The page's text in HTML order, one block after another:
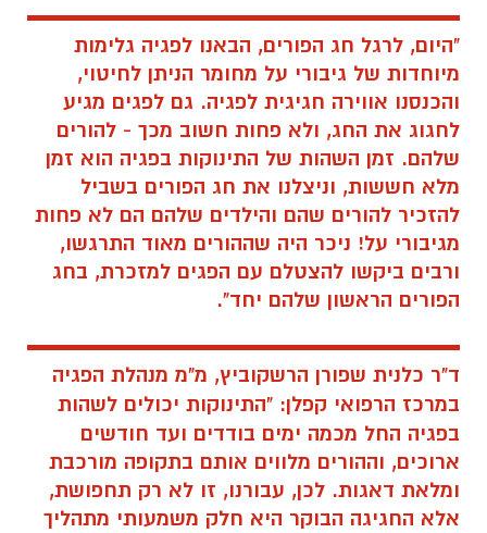
"היום, לרגל חג הפורים, הבאנו לפגיה גלימות
מיוחדות של גיבורי על מחומר הניתן לחיטוי,
והכנסנו אווירה חגיגית לפגיה. גם לפגים מגיע
לחגוג את החג, ולא פחות חשוב מכך - להורים
שלהם. זמן השהות של התינוקות בפגיה הוא זמן
מלא חששות, וניצלנו את חג הפורים בשביל
להזכיר להורים שהם והילדים שלהם הם לא פחות
מגיבורי על! ניכר היה שההורים מאוד התרגשו,
ורבים ביקשו להצטלם עם הפגים למזכרת, בחג
הפורים הראשון שלהם יחד".
ד"ר כלנית שפורן הרשקוביץ, מ"מ מנהלת הפגיה
במרכז הרפואי קפלן: "התינוקות יכולים לשהות
בפגיה החל מכמה ימים בודדים ועד חודשים
ארוכים, וההורים מלווים אותם בתקופה מורכבת
ומלאת דאגות. לכן, עבורנו, זו לא רק תחפושת,
אלא החגיגה הבוקר היא חלק משמעותי מתהליך